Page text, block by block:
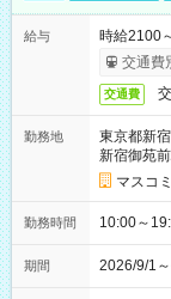
給与
時給2100
交通費
交通費
勤務地
東京都新
新宿御苑
マスコ
勤務時間 10:00～
期間 2026/9/1